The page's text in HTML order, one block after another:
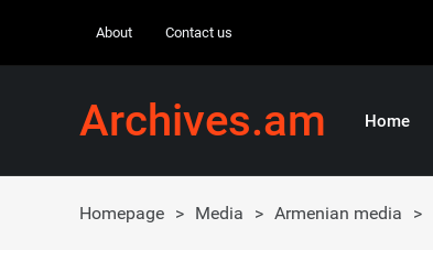
About Contact us
Archives.am Home
Homepage > Media > Armenian media >